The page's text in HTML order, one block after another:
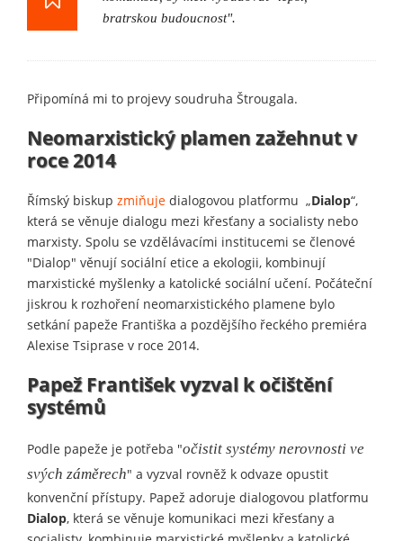
bratrskou budoucnost".
Připomíná mi to projevy soudruha Štrougala.
Neomarxistický plamen zažehnut v
roce 2014
Římský biskup zmiňuje dialogovou platformu „Dialop“,
která se věnuje dialogu mezi křesťany a socialisty nebo
marxisty. Spolu se vzdělávacími institucemi se členové
"Dialop" věnují sociální etice a ekologii, kombinují
marxistické myšlenky a katolické sociální učení. Počáteční
jiskrou k rozhoření neomarxistického plamene bylo
setkání papeže Františka a pozdějšího řeckého premiéra
Alexise Tsiprase v roce 2014.
Papež František vyzval k očištění
systémů
Podle papeže je potřeba "očistit systémy nerovnosti ve
svých záměrech" a vyzval rovněž k odvaze opustit
konvenční přístupy. Papež adoruje dialogovou platformu
Dialop, která se věnuje komunikaci mezi křesťany a